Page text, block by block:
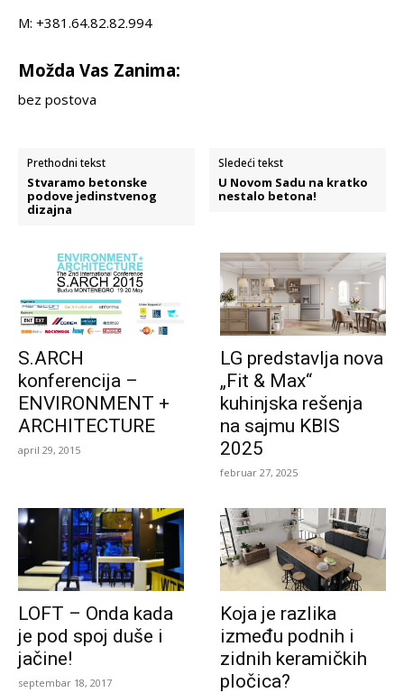
M: +381.64.82.82.994
Možda Vas Zanima:
bez postova
Prethodni tekst
Stvaramo betonske
podove jedinstvenog
dizajna
Sledeći tekst
U Novom Sadu na kratko
nestalo betona!
S.ARCH
konferencija –
ENVIRONMENT +
ARCHITECTURE
april 29, 2015
LG predstavlja nova
„Fit & Max“
kuhinjska rešenja
na sajmu KBIS
2025
februar 27, 2025
LOFT – Onda kada
je pod spoj duše i
jačine!
septembar 18, 2017
Koja je razlika
između podnih i
zidnih keramičkih
pločica?